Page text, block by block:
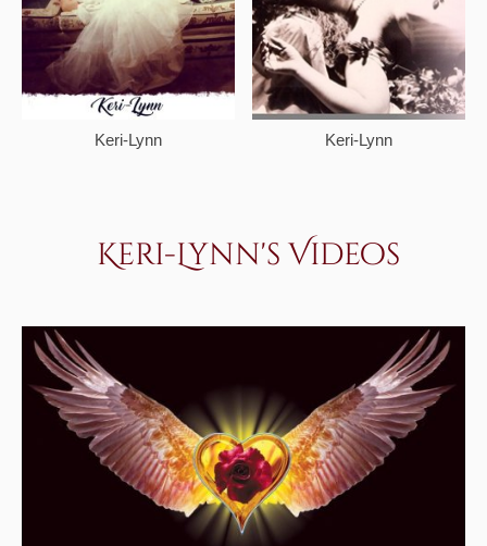
Keri-Lynn Keri-Lynn
Keri-Lynn's Videos